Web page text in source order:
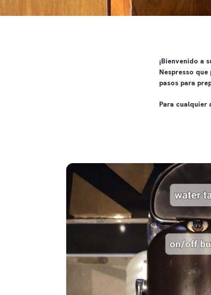
¡Bienvenido a
Nespresso
pasos para
Para cualquier